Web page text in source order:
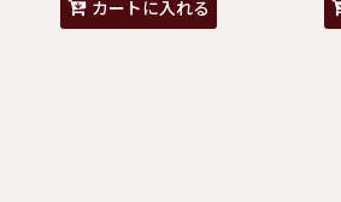
カートに入れる